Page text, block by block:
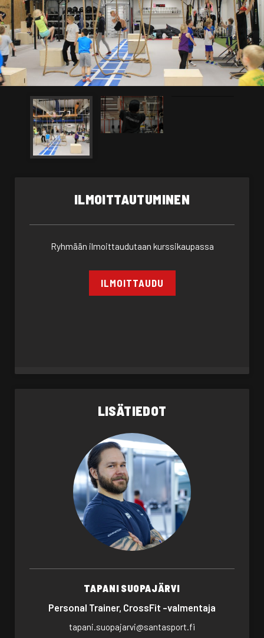
ILMOITTAUTUMINEN
Ryhmään ilmoittaudutaan kurssikaupassa
ILMOITTAUDU
LISÄTIEDOT
TAPANI SUOPAJÄRVI
Personal Trainer, CrossFit -valmentaja
tapani.suopajarvi@santasport.fi